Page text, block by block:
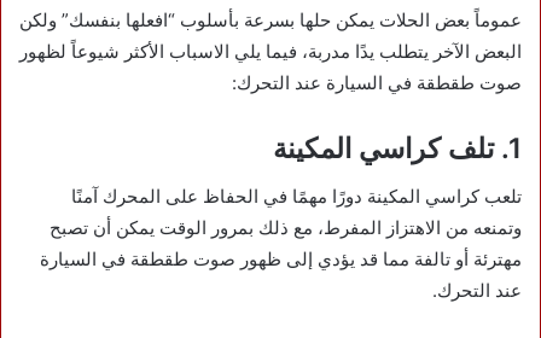
عموماً بعض الحلات يمكن حلها بسرعة بأسلوب “افعلها بنفسك” ولكن
البعض الآخر يتطلب يدًا مدربة، فيما يلي الاسباب الأكثر شيوعاً لظهور
صوت طقطقة في السيارة عند التحرك:
1. تلف كراسي المكينة
تلعب كراسي المكينة دورًا مهمًا في الحفاظ على المحرك آمنًا
وتمنعه ​​من الاهتزاز المفرط، مع ذلك بمرور الوقت يمكن أن تصبح
مهترئة أو تالفة مما قد يؤدي إلى ظهور صوت طقطقة في السيارة
عند التحرك.